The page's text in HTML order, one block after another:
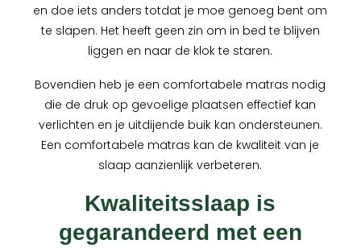
en doe iets anders totdat je moe genoeg bent om
te slapen. Het heeft geen zin om in bed te blijven
liggen en naar de klok te staren.
Bovendien heb je een comfortabele matras nodig
die de druk op gevoelige plaatsen effectief kan
verlichten en je uitdijende buik kan ondersteunen.
Een comfortabele matras kan de kwaliteit van je
slaap aanzienlijk verbeteren.
Kwaliteitsslaap is
gegarandeerd met een